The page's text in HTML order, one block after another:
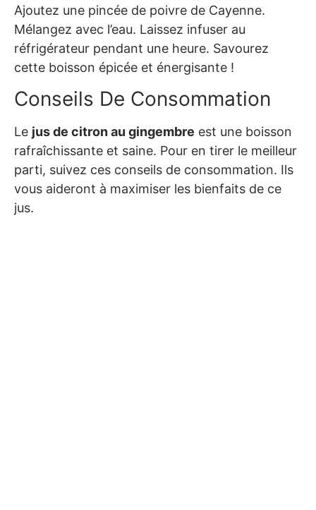
Ajoutez une pincée de poivre de Cayenne.
Mélangez avec l’eau. Laissez infuser au
réfrigérateur pendant une heure. Savourez
cette boisson épicée et énergisante !
Conseils De Consommation
Le jus de citron au gingembre est une boisson
rafraîchissante et saine. Pour en tirer le meilleur
parti, suivez ces conseils de consommation. Ils
vous aideront à maximiser les bienfaits de ce
jus.